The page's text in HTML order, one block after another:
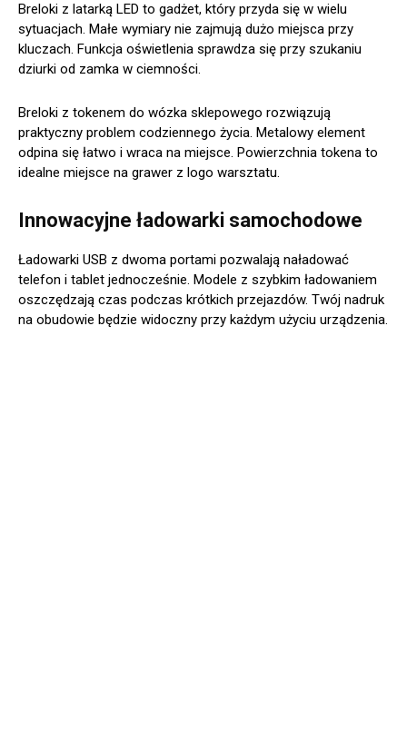
Breloki z latarką LED to gadżet, który przyda się w wielu
sytuacjach. Małe wymiary nie zajmują dużo miejsca przy
kluczach. Funkcja oświetlenia sprawdza się przy szukaniu
dziurki od zamka w ciemności.
Breloki z tokenem do wózka sklepowego rozwiązują
praktyczny problem codziennego życia. Metalowy element
odpina się łatwo i wraca na miejsce. Powierzchnia tokena to
idealne miejsce na grawer z logo warsztatu.
Innowacyjne ładowarki samochodowe
Ładowarki USB z dwoma portami pozwalają naładować
telefon i tablet jednocześnie. Modele z szybkim ładowaniem
oszczędzają czas podczas krótkich przejazdów. Twój nadruk
na obudowie będzie widoczny przy każdym użyciu urządzenia.